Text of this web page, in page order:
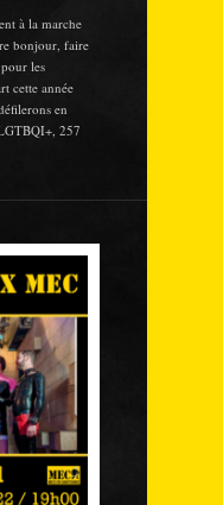
à la marche
bonjour, faire
les
cette année
en
257